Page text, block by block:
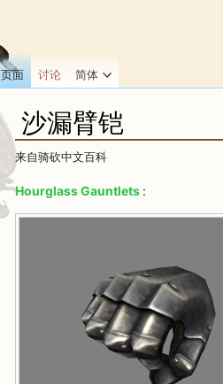
沙漏臂铠
来自骑砍中文百科
跳转至：
Hourglass Gauntlets :
页面 讨论 简体